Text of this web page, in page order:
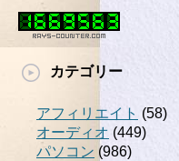
カテゴリー
アフィリエイト (58)
オーディオ (449)
パソコン (986)